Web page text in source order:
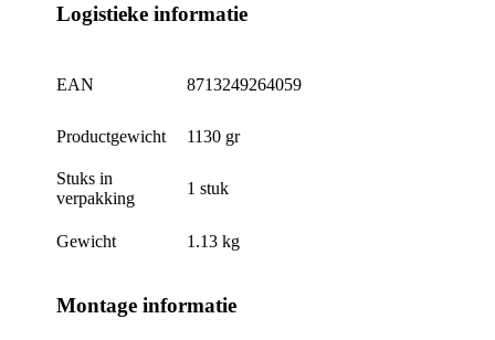
Logistieke informatie
EAN 8713249264059
Productgewicht 1130 gr
Stuks in
verpakking
1 stuk
Gewicht 1.13 kg
Montage informatie